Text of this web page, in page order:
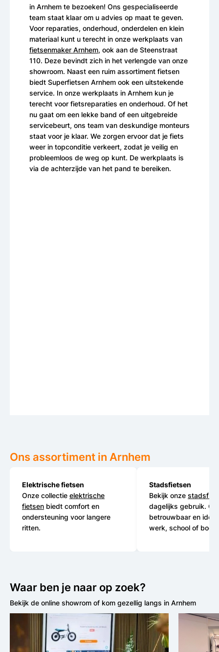
in Arnhem te bezoeken! Ons gespecialiseerde
team staat klaar om u advies op maat te geven.
Voor reparaties, onderhoud, onderdelen en klein
materiaal kunt u terecht in onze werkplaats van
fietsenmaker Arnhem, ook aan de Steenstraat
110. Deze bevindt zich in het verlengde van onze
showroom. Naast een ruim assortiment fietsen
biedt Superfietsen Arnhem ook een uitstekende
service. In onze werkplaats in Arnhem kun je
terecht voor fietsreparaties en onderhoud. Of het
nu gaat om een lekke band of een uitgebreide
servicebeurt, ons team van deskundige monteurs
staat voor je klaar. We zorgen ervoor dat je fiets
weer in topconditie verkeert, zodat je veilig en
probleemloos de weg op kunt. De werkplaats is
via de achterzijde van het pand te bereiken.
Ons assortiment in Arnhem
Elektrische fietsen
Onze collectie elektrische
fietsen biedt comfort en
ondersteuning voor langere
ritten.
Stadsfietsen
Bekijk onze
dagelijks gebruik.
betrouwbaar en
werk, school of
Waar ben je naar op zoek?
Bekijk de online showrom of kom gezellig langs in Arnhem